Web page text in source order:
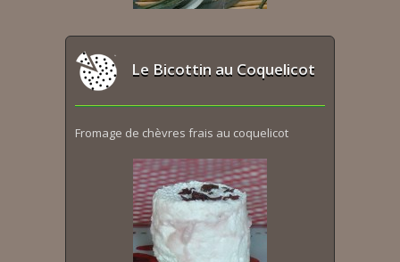
Le Bicottin au Coquelicot
Fromage de chèvres frais au coquelicot